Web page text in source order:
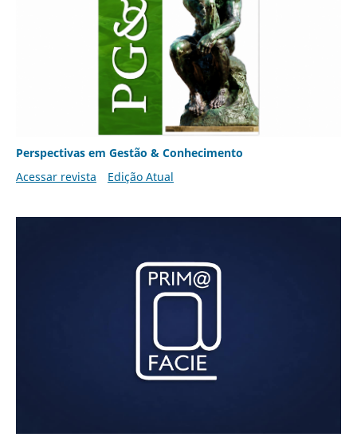
Perspectivas em Gestão & Conhecimento
Acessar revista
Edição Atual